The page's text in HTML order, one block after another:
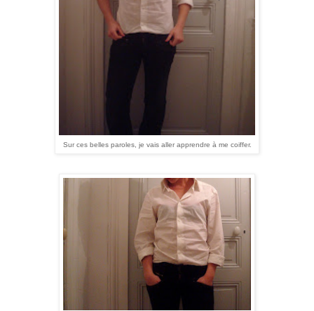
Sur ces belles paroles, je vais aller apprendre à me coiffer.